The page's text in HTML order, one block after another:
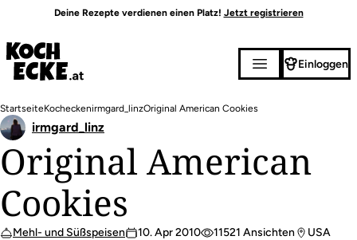
Inhalt
Deine Rezepte verdienen einen Platz! Jetzt registrieren
Einloggen
Pfadnavigation
StartseiteKocheckenirmgard_linzOriginal American Cookies
Original American
Cookies
Mehl- und Süßspeisen 10. Apr 2010 11521 Ansichten
USA
irmgard_linz